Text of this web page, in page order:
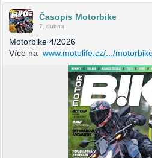
Časopis Motorbike
7. dubna
Motorbike 4/2026
Více na www.motolife.cz/.../